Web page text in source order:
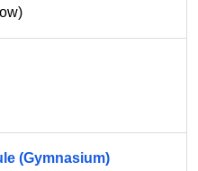
)
(Gymnasium)